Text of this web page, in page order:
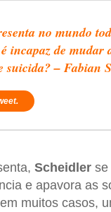
no mundo
incapaz de mudar
suicida? – Fabian
Scheidlerse
e apavora as
muitos casos,